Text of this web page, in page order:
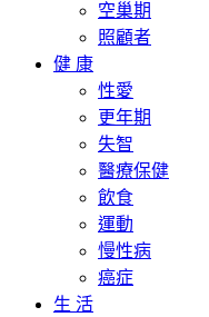
空巢期
照顧者
健 康
性愛
更年期
失智
醫療保健
飲食
運動
慢性病
癌症
生 活